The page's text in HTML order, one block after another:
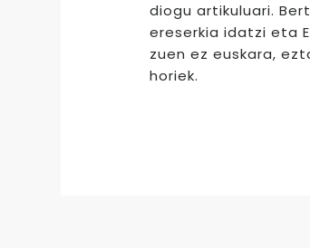
diogu artikuluari.
ereserkia idatzi eta
zuen ez euskara,
horiek.